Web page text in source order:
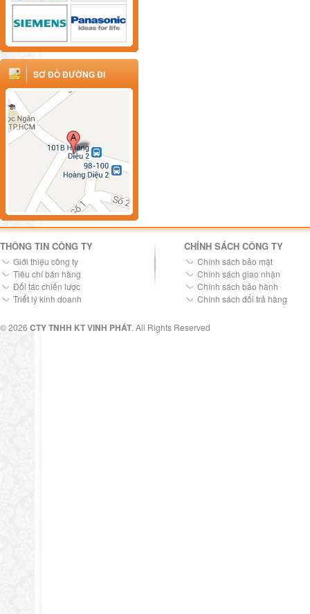
SƠ ĐỒ ĐƯỜNG ĐI
THÔNG TIN CÔNG TY
Giới thiệu công ty
Tiêu chí bán hàng
Đối tác chiến lược
Triết lý kinh doanh
CHÍNH SÁCH CÔNG TY
Chính sách bảo mật
Chính sách giao nhận
Chính sách bảo hành
Chính sách đổi trả hàng
© 2026 CTY TNHH KT VINH PHÁT. All Rights Reserved